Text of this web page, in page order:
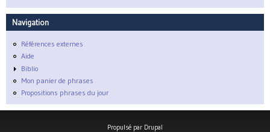
Navigation
Références externes
Aide
Biblio
Mon panier de phrases
Propositions phrases du jour
Propulsé par Drupal